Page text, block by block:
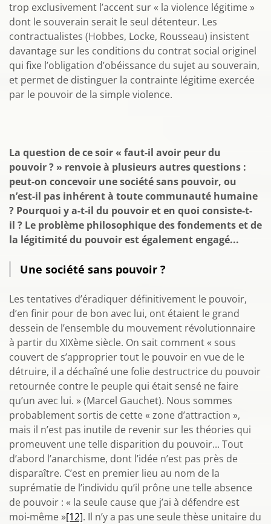
trop exclusivement l’accent sur « la violence légitime »
dont le souverain serait le seul détenteur. Les
contractualistes (Hobbes, Locke, Rousseau) insistent
davantage sur les conditions du contrat social originel
qui fixe l’obligation d’obéissance du sujet au souverain,
et permet de distinguer la contrainte légitime exercée
par le pouvoir de la simple violence.
La question de ce soir « faut-il avoir peur du
pouvoir ? » renvoie à plusieurs autres questions :
peut-on concevoir une société sans pouvoir, ou
n’est-il pas inhérent à toute communauté humaine
? Pourquoi y a-t-il du pouvoir et en quoi consiste-t-
il ? Le problème philosophique des fondements et de
la légitimité du pouvoir est également engagé...
Une société sans pouvoir ?
Les tentatives d’éradiquer définitivement le pouvoir,
d’en finir pour de bon avec lui, ont étaient le grand
dessein de l’ensemble du mouvement révolutionnaire
à partir du XIXème siècle. On sait comment « sous
couvert de s’approprier tout le pouvoir en vue de le
détruire, il a déchaîné une folie destructrice du pouvoir
retournée contre le peuple qui était sensé ne faire
qu’un avec lui. » (Marcel Gauchet). Nous sommes
probablement sortis de cette « zone d’attraction »,
mais il n’est pas inutile de revenir sur les théories qui
promeuvent une telle disparition du pouvoir... Tout
d’abord l’anarchisme, dont l’idée n’est pas près de
disparaître. C’est en premier lieu au nom de la
suprématie de l’individu qu’il prône une telle absence
de pouvoir : « la seule cause que j’ai à défendre est
moi-même »[12]. Il n’y a pas une seule thèse unitaire du